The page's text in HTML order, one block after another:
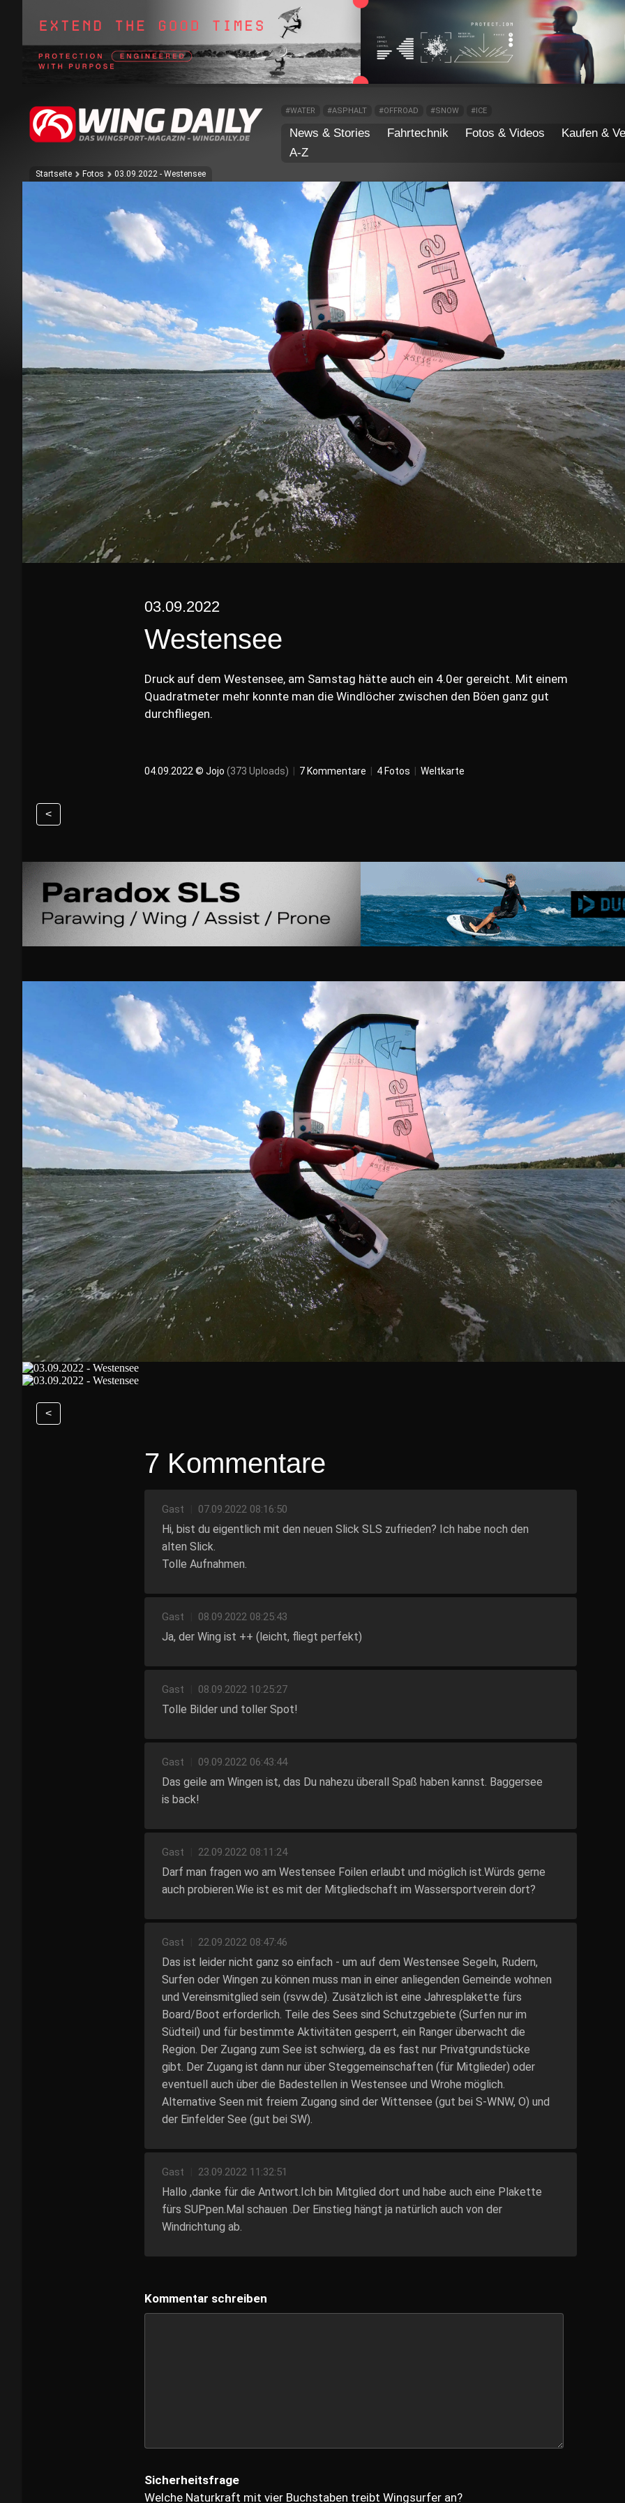
#WATER #ASPHALT #OFFROAD #SNOW #ICE
News & Stories Fahrtechnik Fotos & Videos
Kaufen &
A-Z
Startseite Fotos 03.09.2022 - Westensee
03.09.2022
Westensee
Druck auf dem Westensee, am Samstag hätte auch ein 4.0er gereicht. Mit einem
Quadratmeter mehr konnte man die Windlöcher zwischen den Böen ganz gut
durchfliegen.
04.09.2022 © Jojo (373 Uploads) | 7 Kommentare | 4 Fotos | Weltkarte
<
<
7 Kommentare
Gast 07.09.2022 08:16:50
Hi, bist du eigentlich mit den neuen Slick SLS zufrieden? Ich habe noch den
alten Slick.
Tolle Aufnahmen.
Gast 08.09.2022 08:25:43
Ja, der Wing ist ++ (leicht, fliegt perfekt)
Gast 08.09.2022 10:25:27
Tolle Bilder und toller Spot!
Gast 09.09.2022 06:43:44
Das geile am Wingen ist, das Du nahezu überall Spaß haben kannst. Baggersee
is back!
Gast 22.09.2022 08:11:24
Darf man fragen wo am Westensee Foilen erlaubt und möglich ist.Würds gerne
auch probieren.Wie ist es mit der Mitgliedschaft im Wassersportverein dort?
Gast 22.09.2022 08:47:46
Das ist leider nicht ganz so einfach - um auf dem Westensee Segeln, Rudern,
Surfen oder Wingen zu können muss man in einer anliegenden Gemeinde wohnen
und Vereinsmitglied sein (rsvw.de). Zusätzlich ist eine Jahresplakette fürs
Board/Boot erforderlich. Teile des Sees sind Schutzgebiete (Surfen nur im
Südteil) und für bestimmte Aktivitäten gesperrt, ein Ranger überwacht die
Region. Der Zugang zum See ist schwierg, da es fast nur Privatgrundstücke
gibt. Der Zugang ist dann nur über Steggemeinschaften (für Mitglieder) oder
eventuell auch über die Badestellen in Westensee und Wrohe möglich.
Alternative Seen mit freiem Zugang sind der Wittensee (gut bei S-WNW, O) und
der Einfelder See (gut bei SW).
Gast 23.09.2022 11:32:51
Hallo ,danke für die Antwort.Ich bin Mitglied dort und habe auch eine Plakette
fürs SUPpen.Mal schauen .Der Einstieg hängt ja natürlich auch von der
Windrichtung ab.
Kommentar schreiben
Sicherheitsfrage
Welche Naturkraft mit vier Buchstaben treibt Wingsurfer an?